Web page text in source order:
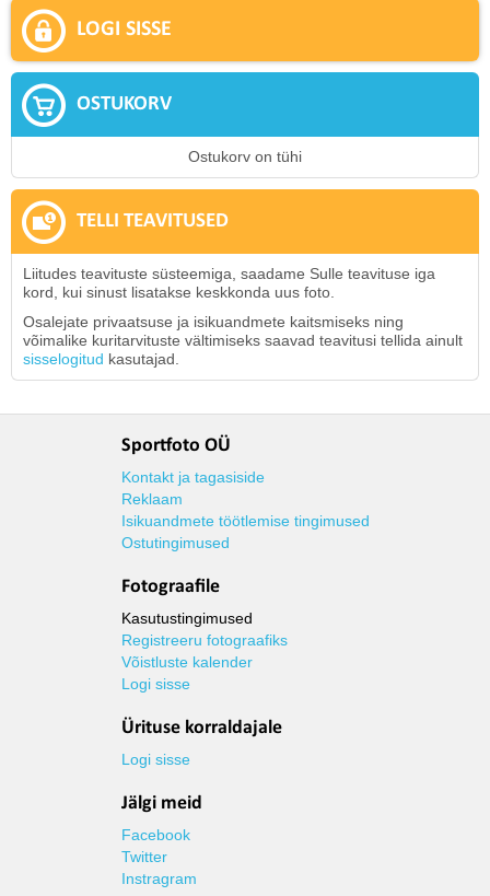
LOGI SISSE
OSTUKORV
Ostukorv on tühi
TELLI TEAVITUSED
Liitudes teavituste süsteemiga, saadame Sulle teavituse iga
kord, kui sinust lisatakse keskkonda uus foto.
Osalejate privaatsuse ja isikuandmete kaitsmiseks ning
võimalike kuritarvituste vältimiseks saavad teavitusi tellida ainult
sisselogitud kasutajad.
Sportfoto OÜ
Kontakt ja tagasiside
Reklaam
Isikuandmete töötlemise tingimused
Ostutingimused
Fotograafile
Kasutustingimused
Registreeru fotograafiks
Võistluste kalender
Logi sisse
Ürituse korraldajale
Logi sisse
Jälgi meid
Facebook
Twitter
Instragram